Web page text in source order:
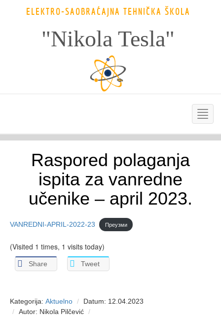
ELEKTRO-SAOBRAĆAJNA TEHNIČKA ŠKOLA
"Nikola Tesla"
Raspored polaganja
ispita za vanredne
učenike – april 2023.
VANREDNI-APRIL-2022-23 Преузми
(Visited 1 times, 1 visits today)
Share Tweet
Kategorija: Aktuelno
Datum: 12.04.2023
Autor: Nikola Pilčević